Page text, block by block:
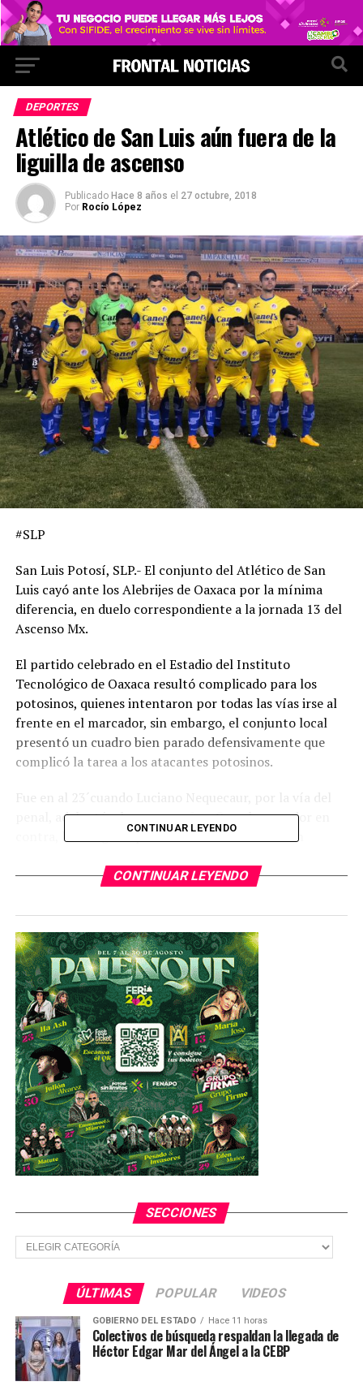
DEPORTES
Atlético de San Luis aún fuera de la
liguilla de ascenso
Publicado Hace 8 años el 27 octubre, 2018
Por Rocío López
#SLP
San Luis Potosí, SLP.- El conjunto del Atlético de San
Luis cayó ante los Alebrijes de Oaxaca por la mínima
diferencia, en duelo correspondiente a la jornada 13 del
Ascenso Mx.
El partido celebrado en el Estadio del Instituto
Tecnológico de Oaxaca resultó complicado para los
potosinos, quienes intentaron por todas las vías irse al
frente en el marcador, sin embargo, el conjunto local
presentó un cuadro bien parado defensivamente que
complicó la tarea a los atacantes potosinos.
Fue en al 23´cuando Luciano Nequecaur, por la vía del
penal, adelantó a los oaxaqueños. Con el marcador en
contra, los dirigidos por Alfonso Sosa intentaron
Ya en el segundo tiempo, y con los cambios de Noé Maya
por Leandro Torres al 65´, Kevin Lara por Marcos Astina
al 70´y Juan David Castro por Claudio Villagra al 80´, el
Atlético de San Luis llegó de manera constante al arco
rival, sin embargo, el arquero Carlos Velázquez salvó en
más de una ocasión a los locales de recibir el gol del
empate.
Es de esta manera que el Atlético de San Luis cayó ante
los Alebrijes de Oaxaca, y conservó los 21 puntos que
aún no lo tienen clasificado a la liguilla
matemáticamente.
El próximo partido de los potosinos será el 02 de
noviembre ante los Leones Negros, en duelo
correspondiente a la penúltima fecha del Ascenso Mx.
YA VIENE
Leyendas del Cruz Azul darán un partido de exhibición
en Ciudad Valles
NO TE PIERDAS
“Huastecazo 2018” dejará importante derrama
económica en SLP
CONTINUAR LEYENDO
CONTINUAR LEYENDO
SECCIONES
Secciones
ÚLTIMAS POPULAR VIDEOS
GOBIERNO DEL ESTADO Hace 11 horas
Colectivos de búsqueda respaldan la llegada de
Héctor Edgar Mar del Ángel a la CEBP